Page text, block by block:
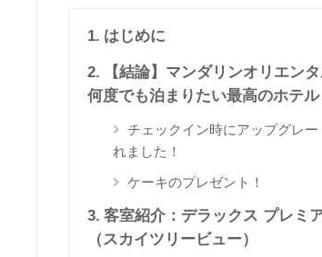
はじめに
【結論】マンダリンオリエン
何度でも泊まりたい最高のホテル
チェックイン時にアップグレー
れました！
ケーキのプレゼント！
客室紹介：デラックス プレミ
（スカイツリービュー）